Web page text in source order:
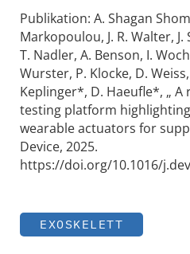
Publikation: A. Shagan
Markopoulou, J. R. Walter,
T. Nadler, A. Benson, I.
Wurster, P. Klocke, D.
Keplinger*, D. Haeufle*, „
testing platform
wearable actuators for
Device, 2025.
https://doi.org/10.1016/
EXOSKELETT